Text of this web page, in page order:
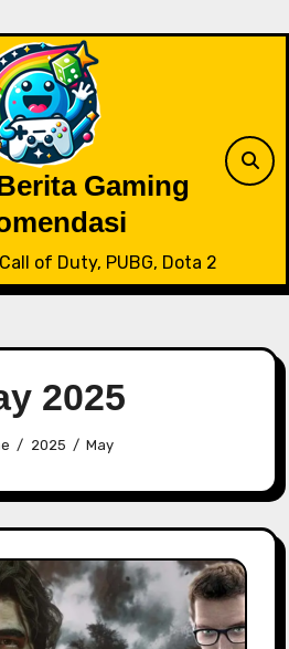
Gaming
of Duty, PUBG, Dota 2
2025
2025 May